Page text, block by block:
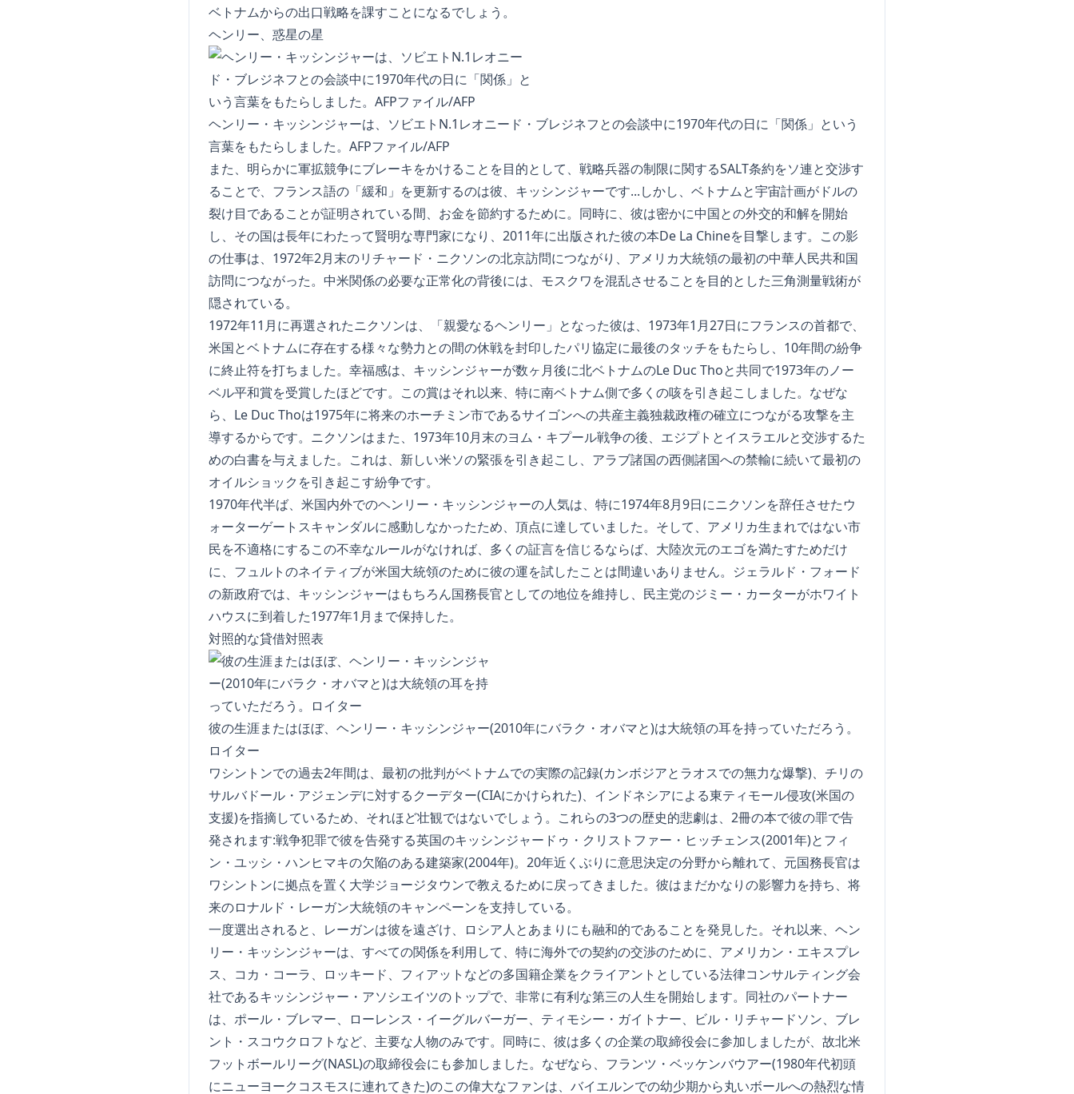
ベトナムからの出口戦略を課すことになるでしょう。
ヘンリー、惑星の星
ヘンリー・キッシンジャーは、ソビエトN.1レオニード・ブレジネフとの会談中に1970年代の日に「関係」という
言葉をもたらしました。AFPファイル/AFP
また、明らかに軍拡競争にブレーキをかけることを目的として、戦略兵器の制限に関するSALT条約をソ連と交渉す
ることで、フランス語の「緩和」を更新するのは彼、キッシンジャーです...しかし、ベトナムと宇宙計画がドルの
裂け目であることが証明されている間、お金を節約するために。同時に、彼は密かに中国との外交的和解を開始
し、その国は長年にわたって賢明な専門家になり、2011年に出版された彼の本De La Chineを目撃します。この影
の仕事は、1972年2月末のリチャード・ニクソンの北京訪問につながり、アメリカ大統領の最初の中華人民共和国
訪問につながった。中米関係の必要な正常化の背後には、モスクワを混乱させることを目的とした三角測量戦術が
隠されている。
1972年11月に再選されたニクソンは、「親愛なるヘンリー」となった彼は、1973年1月27日にフランスの首都で、
米国とベトナムに存在する様々な勢力との間の休戦を封印したパリ協定に最後のタッチをもたらし、10年間の紛争
に終止符を打ちました。幸福感は、キッシンジャーが数ヶ月後に北ベトナムのLe Duc Thoと共同で1973年のノー
ベル平和賞を受賞したほどです。この賞はそれ以来、特に南ベトナム側で多くの咳を引き起こしました。なぜな
ら、Le Duc Thoは1975年に将来のホーチミン市であるサイゴンへの共産主義独裁政権の確立につながる攻撃を主
導するからです。ニクソンはまた、1973年10月末のヨム・キプール戦争の後、エジプトとイスラエルと交渉するた
めの白書を与えました。これは、新しい米ソの緊張を引き起こし、アラブ諸国の西側諸国への禁輸に続いて最初の
オイルショックを引き起こす紛争です。
1970年代半ば、米国内外でのヘンリー・キッシンジャーの人気は、特に1974年8月9日にニクソンを辞任させたウ
ォーターゲートスキャンダルに感動しなかったため、頂点に達していました。そして、アメリカ生まれではない市
民を不適格にするこの不幸なルールがなければ、多くの証言を信じるならば、大陸次元のエゴを満たすためだけ
に、フュルトのネイティブが米国大統領のために彼の運を試したことは間違いありません。ジェラルド・フォード
の新政府では、キッシンジャーはもちろん国務長官としての地位を維持し、民主党のジミー・カーターがホワイト
ハウスに到着した1977年1月まで保持した。
対照的な貸借対照表
彼の生涯またはほぼ、ヘンリー・キッシンジャー(2010年にバラク・オバマと)は大統領の耳を持っていただろう。
ロイター
ワシントンでの過去2年間は、最初の批判がベトナムでの実際の記録(カンボジアとラオスでの無力な爆撃)、チリの
サルバドール・アジェンデに対するクーデター(CIAにかけられた)、インドネシアによる東ティモール侵攻(米国の
支援)を指摘しているため、それほど壮観ではないでしょう。これらの3つの歴史的悲劇は、2冊の本で彼の罪で告
発されます:戦争犯罪で彼を告発する英国のキッシンジャードゥ・クリストファー・ヒッチェンス(2001年)とフィ
ン・ユッシ・ハンヒマキの欠陥のある建築家(2004年)。20年近くぶりに意思決定の分野から離れて、元国務長官は
ワシントンに拠点を置く大学ジョージタウンで教えるために戻ってきました。彼はまだかなりの影響力を持ち、将
来のロナルド・レーガン大統領のキャンペーンを支持している。
一度選出されると、レーガンは彼を遠ざけ、ロシア人とあまりにも融和的であることを発見した。それ以来、ヘン
リー・キッシンジャーは、すべての関係を利用して、特に海外での契約の交渉のために、アメリカン・エキスプレ
ス、コカ・コーラ、ロッキード、フィアットなどの多国籍企業をクライアントとしている法律コンサルティング会
社であるキッシンジャー・アソシエイツのトップで、非常に有利な第三の人生を開始します。同社のパートナー
は、ポール・ブレマー、ローレンス・イーグルバーガー、ティモシー・ガイトナー、ビル・リチャードソン、ブレ
ント・スコウクロフトなど、主要な人物のみです。同時に、彼は多くの企業の取締役会に参加しましたが、故北米
フットボールリーグ(NASL)の取締役会にも参加しました。なぜなら、フランツ・ベッケンバウアー(1980年代初頭
にニューヨークコスモスに連れてきた)のこの偉大なファンは、バイエルンでの幼少期から丸いボールへの熱烈な情